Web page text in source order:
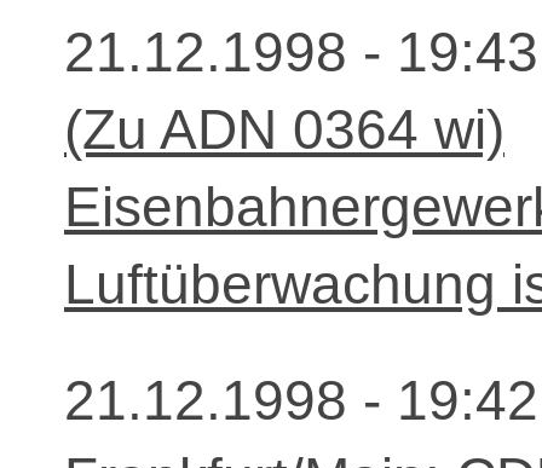
21.12.1998 -
(Zu ADN 0364 wi)
Luftüberwachung
21.12.1998 -